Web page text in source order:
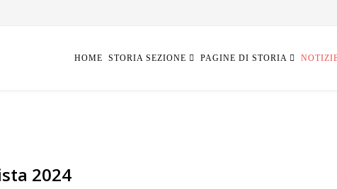
HOME STORIA SEZIONE PAGINE DI STORIA
2024